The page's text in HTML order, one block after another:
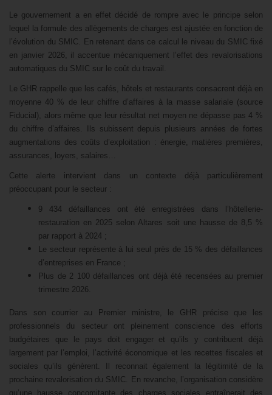
Le gouvernement a en effet décidé de rompre avec le principe selon
lequel la formule des allègements de charges est ajustée en fonction de
l’évolution du SMIC. En retenant dans ce calcul le niveau du SMIC fixé
en janvier 2026, il accentue mécaniquement l’effet des revalorisations
automatiques du SMIC sur le coût du travail.
Le GHR rappelle que les cafés, hôtels et restaurants consacrent déjà en
moyenne 40 % de leur chiffre d’affaires à la masse salariale (source
Fiducial), alors même que leur résultat net moyen ne dépasse pas 4 %
du chiffre d’affaires. Ils subissent depuis plusieurs années de fortes
augmentations des coûts d’exploitation : énergie, matières premières,
assurances, loyers, salaires…
Cette alerte intervient dans un contexte déjà particulièrement
préoccupant pour le secteur :
9 434 défaillances ont été enregistrées dans l’hôtellerie-
restauration en 2025 selon Altares soit une hausse de 8,5 %
par rapport à 2024 ;
Le secteur représente à lui seul près de 15 % des défaillances
d’entreprises en France ;
Plus de 2 100 défaillances ont déjà été recensées au premier
trimestre 2026.
Dans son courrier au Premier ministre, le GHR précise que les
professionnels du secteur ont pleinement conscience des efforts
budgétaires que le pays doit engager et qu’ils y contribuent déjà
largement par l’emploi, l’activité économique et les recettes fiscales et
sociales qu’ils génèrent. Il reconnait également la légitimité de la
prochaine revalorisation du SMIC. En revanche, l’organisation considère
qu’une hausse concomitante des charges sociales entraînerait des